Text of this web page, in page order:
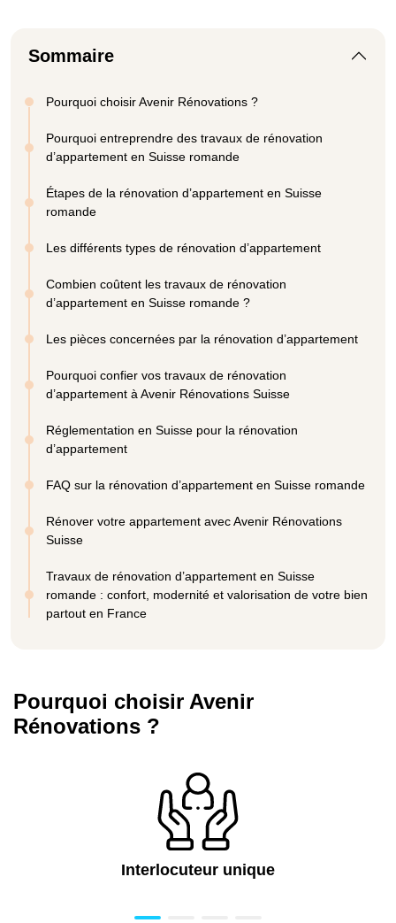
Sommaire
Pourquoi choisir Avenir Rénovations ?
Pourquoi entreprendre des travaux de rénovation
d’appartement en Suisse romande
Étapes de la rénovation d’appartement en Suisse
romande
Les différents types de rénovation d’appartement
Combien coûtent les travaux de rénovation
d’appartement en Suisse romande ?
Les pièces concernées par la rénovation d’appartement
Pourquoi confier vos travaux de rénovation
d’appartement à Avenir Rénovations Suisse
Réglementation en Suisse pour la rénovation
d’appartement
FAQ sur la rénovation d’appartement en Suisse romande
Rénover votre appartement avec Avenir Rénovations
Suisse
Travaux de rénovation d’appartement en Suisse
romande : confort, modernité et valorisation de votre bien
partout en France
Pourquoi choisir Avenir
Rénovations ?
Interlocuteur unique